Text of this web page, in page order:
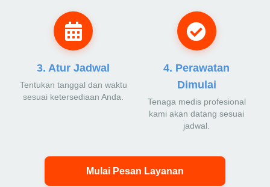
3. Atur Jadwal
Tentukan tanggal dan waktu
sesuai ketersediaan Anda.
4. Perawatan
Dimulai
Tenaga medis profesional
kami akan datang sesuai
jadwal.
Mulai Pesan Layanan